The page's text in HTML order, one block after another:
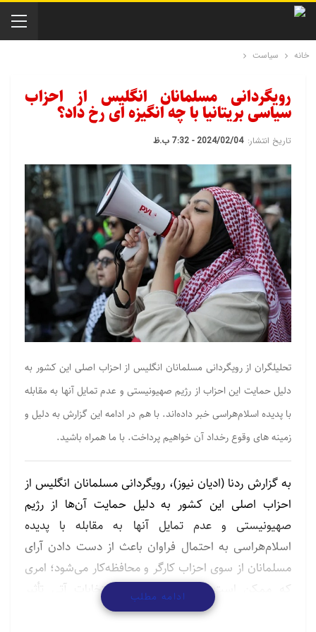
خانه سیاست
رویگردانی مسلمانان انگلیس از احزاب
سیاسی بریتانیا با چه انگیزه ای رخ داد؟
تاریخ انتشار: 2024/02/04 - 7:32 ب.ظ
تحلیلگران از رویگردانی مسلمانان انگلیس از احزاب اصلی این کشور به
دلیل حمایت این احزاب از رژیم صهیونیستی و عدم تمایل آنها به مقابله
با پدیده اسلام‌هراسی خبر داده‌اند. با هم در ادامه این گزارش به دلیل و
زمینه های وقوع رخداد آن خواهیم پرداخت. با ما همراه باشید.
به گزارش ردنا (ادیان نیوز)، رویگردانی مسلمانان انگلیس از
احزاب اصلی این کشور به دلیل حمایت آن‌ها از رژیم
صهیونیستی و عدم تمایل آنها به مقابله با پدیده
اسلام‌هراسی به احتمال فراوان باعث از دست دادن آرای
مسلمانان از سوی احزاب کارگر و محافظه‌کار می‌شود؛ امری
که ممکن است بر شانس آنها در انتخابات آتی تأثیر
ادامه مطلب